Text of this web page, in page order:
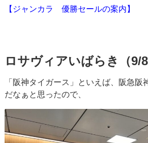
【ジャンカラ 優勝セールの案内】
ロサヴィアいばらき（9/8
「阪神タイガース」といえば、阪急阪
だなぁと思ったので、